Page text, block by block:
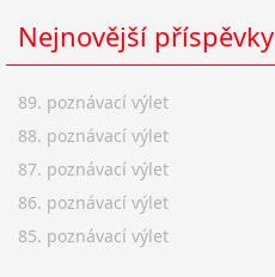
Nejnovější příspěvky
89. poznávací výlet
88. poznávací výlet
87. poznávací výlet
86. poznávací výlet
85. poznávací výlet